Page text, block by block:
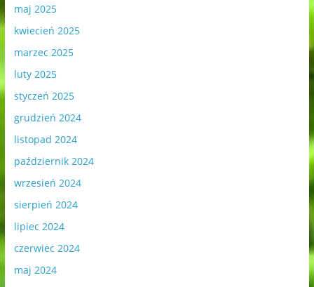
maj 2025
kwiecień 2025
marzec 2025
luty 2025
styczeń 2025
grudzień 2024
listopad 2024
październik 2024
wrzesień 2024
sierpień 2024
lipiec 2024
czerwiec 2024
maj 2024